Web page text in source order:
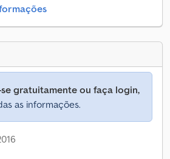
gratuitamente ou faça login,
as informações.